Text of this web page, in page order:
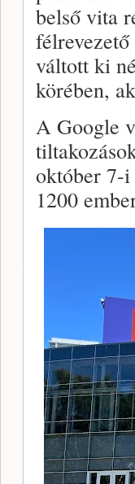
belső vita
váltott ki
körében,
A Google
október 7-i
1200